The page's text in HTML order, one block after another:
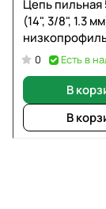
Цепь пильная
(14", 3/8", 1.3
91VXL053E
0 Есть в
В
В